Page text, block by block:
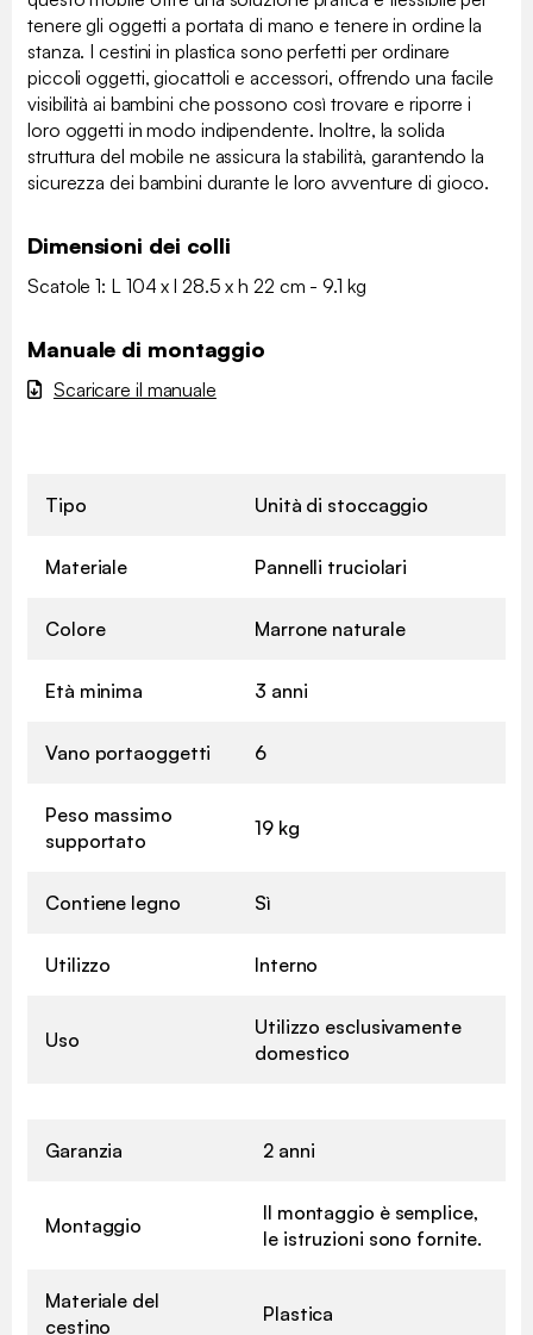
tenere gli oggetti a portata di mano e tenere in ordine la
stanza. I cestini in plastica sono perfetti per ordinare
piccoli oggetti, giocattoli e accessori, offrendo una facile
visibilità ai bambini che possono così trovare e riporre i
loro oggetti in modo indipendente. Inoltre, la solida
struttura del mobile ne assicura la stabilità, garantendo la
sicurezza dei bambini durante le loro avventure di gioco.
Dimensioni dei colli
Scatole 1: L 104 x l 28.5 x h 22 cm - 9.1 kg
Manuale di montaggio
Scaricare il manuale
Tipo Unità di stoccaggio
Materiale Pannelli truciolari
Colore Marrone naturale
Età minima 3 anni
Vano portaoggetti 6
Peso massimo
supportato
19 kg
Contiene legno Sì
Utilizzo Interno
Uso
Utilizzo esclusivamente
domestico
Garanzia 2 anni
Montaggio
Il montaggio è semplice,
le istruzioni sono fornite.
Materiale del
cestino
Plastica